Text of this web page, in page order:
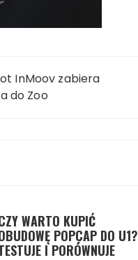
InMoov zabiera
do Zoo
WARTO KUPIĆ
POPCAP DO U1?
I PORÓWNUJE